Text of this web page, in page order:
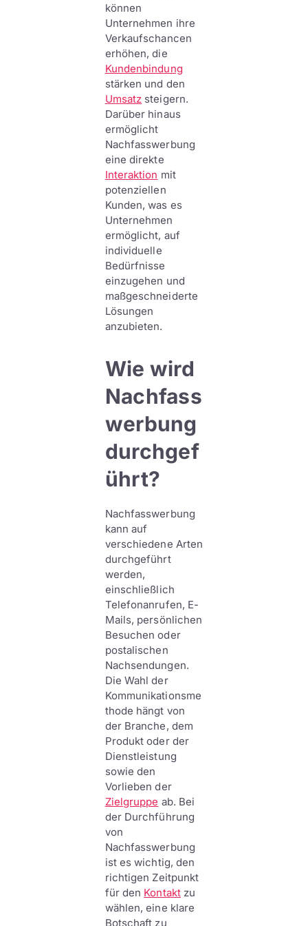
können
Unternehmen ihre
Verkaufschancen
erhöhen, die
Kundenbindung
stärken und den
Umsatz steigern.
Darüber hinaus
ermöglicht
Nachfasswerbung
eine direkte
Interaktion mit
potenziellen
Kunden, was es
Unternehmen
ermöglicht, auf
individuelle
Bedürfnisse
einzugehen und
maßgeschneiderte
Lösungen
anzubieten.
Wie wird
Nachfass
werbung
durchgef
ührt?
Nachfasswerbung
kann auf
verschiedene Arten
durchgeführt
werden,
einschließlich
Telefonanrufen, E-
Mails, persönlichen
Besuchen oder
postalischen
Nachsendungen.
Die Wahl der
Kommunikationsme
thode hängt von
der Branche, dem
Produkt oder der
Dienstleistung
sowie den
Vorlieben der
Zielgruppe ab. Bei
der Durchführung
von
Nachfasswerbung
ist es wichtig, den
richtigen Zeitpunkt
für den Kontaktzu
wählen, eine klare
Botschaft zu